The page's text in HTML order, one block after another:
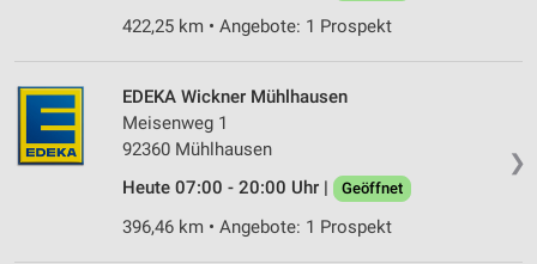
422,25 km • Angebote: 1 Prospekt
❯
EDEKA Wickner Mühlhausen
Meisenweg 1
92360 Mühlhausen
Heute 07:00 - 20:00 Uhr |
Geöffnet
396,46 km • Angebote: 1 Prospekt